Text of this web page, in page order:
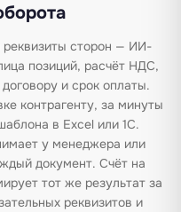
сторон — ИИ-
позиций, расчёт НДС,
и срок оплаты.
контрагенту, за минуты
в Excel или 1С.
у менеджера или
документ. Счёт на
тот же результат за
реквизитов и